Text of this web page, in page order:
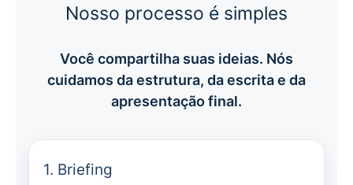
Nosso processo é simples
Você compartilha suas ideias. Nós
cuidamos da estrutura, da escrita e da
apresentação final.
1. Briefing